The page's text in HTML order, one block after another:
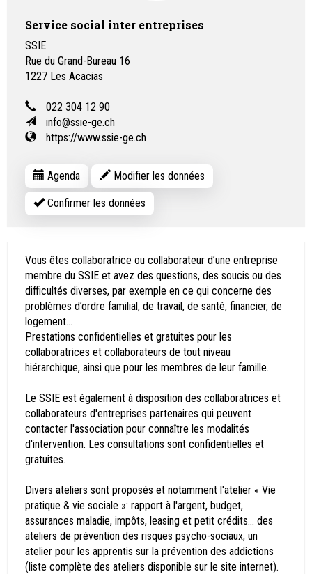
Service social inter entreprises
SSIE
Rue du Grand-Bureau 16
1227 Les Acacias
022 304 12 90
info@ssie-ge.ch
https://www.ssie-ge.ch
Agenda Modifier les données
Confirmer les données
Vous êtes collaboratrice ou collaborateur d’une entreprise
membre du SSIE et avez des questions, des soucis ou des
difficultés diverses, par exemple en ce qui concerne des
problèmes d’ordre familial, de travail, de santé, financier, de
logement…
Prestations confidentielles et gratuites pour les
collaboratrices et collaborateurs de tout niveau
hiérarchique, ainsi que pour les membres de leur famille.
Le SSIE est également à disposition des collaboratrices et
collaborateurs d'entreprises partenaires qui peuvent
contacter l'association pour connaître les modalités
d'intervention. Les consultations sont confidentielles et
gratuites.
Divers ateliers sont proposés et notamment l'atelier « Vie
pratique & vie sociale »: rapport à l'argent, budget,
assurances maladie, impôts, leasing et petit crédits... des
ateliers de prévention des risques psycho-sociaux, un
atelier pour les apprentis sur la prévention des addictions
(liste complète des ateliers disponible sur le site internet).